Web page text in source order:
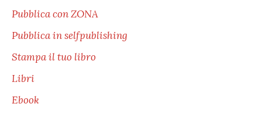
Pubblica con ZONA
Pubblica in selfpublishing
Stampa il tuo libro
Libri
Ebook